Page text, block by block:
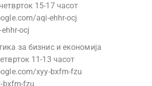
15-17 часот
aqi-ehhr-ocj
ocj
за бизнис и економија
11-13 часот
xyy-bxfm-fzu
bxfm-fzu